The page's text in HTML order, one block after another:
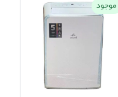
موجود